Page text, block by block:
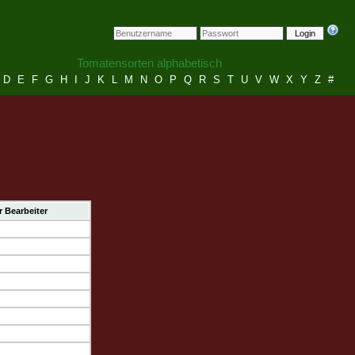
Login
Tomatensorten alphabetisch
D E F G H J K L M N O P Q R S T U V W X Y Z #
Bearbeiter